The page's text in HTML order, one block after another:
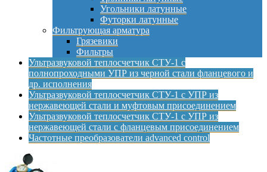
Угольники латунные
Футорки латунные
Фильтрующая арматура
Грязевики
Фильтры
Ультразвуковой теплосчетчик СТУ-1 с
полнопроходными УПР из черной стали фланцевого и
др. исполнения
Ультразвуковой теплосчетчик СТУ-1 с УПР из
нержавеющей стали и муфтовым присоединением
Ультразвуковой теплосчетчик СТУ-1 с УПР из
нержавеющей стали с фланцевым присоединением
Частотные преобразователи advanced control